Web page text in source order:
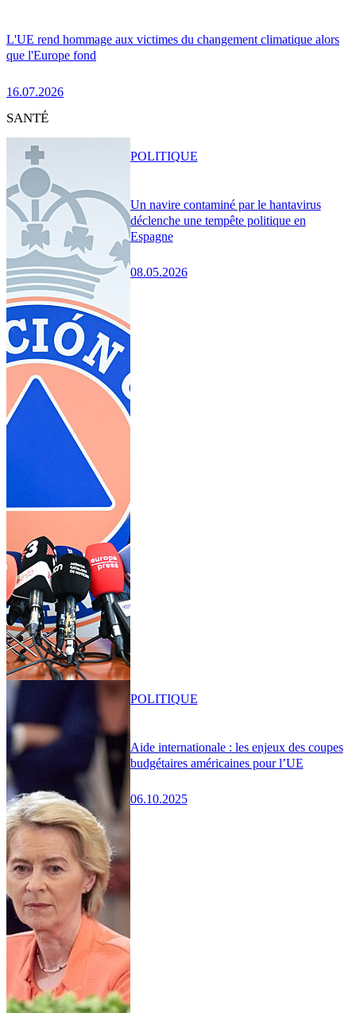
L'UE rend hommage aux victimes du changement climatique alors
que l'Europe fond
16.07.2026
SANTÉ
Un navire contaminé par le hantavirus
déclenche une tempête politique en
Espagne
08.05.2026
POLITIQUE
Aide internationale : les enjeux des coupes
budgétaires américaines pour l’UE
06.10.2025
POLITIQUE